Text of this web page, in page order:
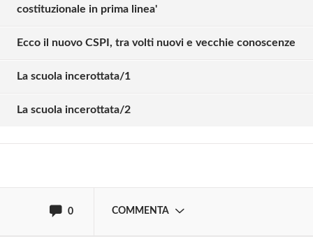
costituzionale in prima linea'
Ecco il nuovo CSPI, tra volti nuovi e vecchie conoscenze
La scuola incerottata/1
La scuola incerottata/2
0 COMMENTA
commentare!
Effettua il Login